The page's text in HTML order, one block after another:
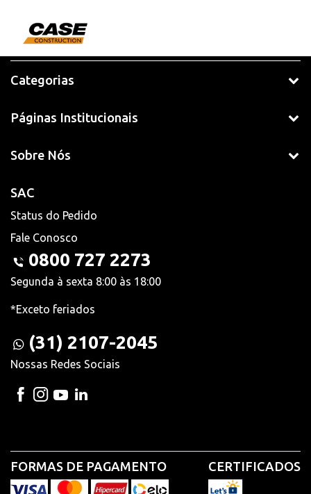
Categorias
Páginas Institucionais
Sobre Nós
SAC
Status do Pedido
Fale Conosco
0800 727 2273
Segunda à sexta 8:00 às 18:00
*Exceto feriados
(31) 2107-2045
Nossas Redes Sociais
FORMAS DE PAGAMENTO CERTIFICADOS